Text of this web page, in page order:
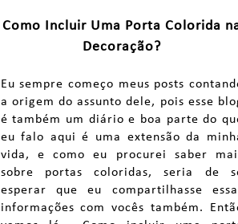
Como Incluir Uma Porta Colorida
Decoração?
Eu sempre começo meus posts
a origem do assunto dele, pois esse
é também um diário e boa parte do
eu falo aqui é uma extensão da
vida, e como eu procurei saber
sobre portas coloridas, seria de
esperar que eu compartilhasse
informações com vocês também.